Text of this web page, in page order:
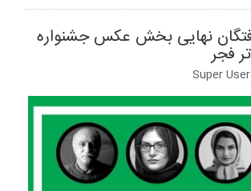
نهایی بخش عکس جشنواره
فجر
Super User